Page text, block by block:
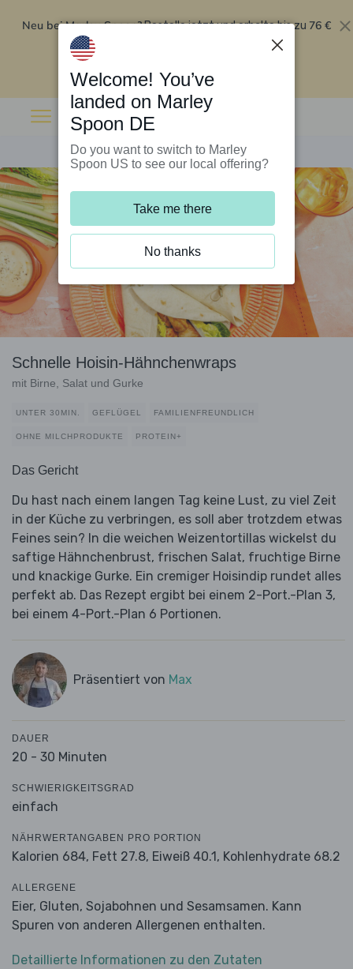
Neu bei Marley Spoon?Bestelle jetzt und erhalte bis zu 76 €
Rabatt auf deine ersten fünf Boxen
Schnelle Hoisin-Hähnchenwraps
mit Birne, Salat und Gurke
UNTER 30MIN. GEFLÜGEL FAMILIENFREUNDLICH
OHNE MILCHPRODUKTE PROTEIN+
Das Gericht
Du hast nach einem langen Tag keine Lust, zu viel Zeit
in der Küche zu verbringen, es soll aber trotzdem etwas
Feines sein? In die weichen Weizentortillas wickelst du
saftige Hähnchenbrust, frischen Salat, fruchtige Birne
und knackige Gurke. Ein cremiger Hoisindip rundet alles
perfekt ab. Das Rezept ergibt bei einem 2-Port.-Plan 3,
bei einem 4-Port.-Plan 6 Portionen.
Präsentiert von Max
DAUER
20 - 30 Minuten
SCHWIERIGKEITSGRAD
einfach
NÄHRWERTANGABEN PRO PORTION
Kalorien 684, Fett 27.8, Eiweiß 40.1, Kohlenhydrate 68.2
ALLERGENE
Eier, Gluten, Sojabohnen und Sesamsamen. Kann
Spuren von anderen Allergenen enthalten.
Detaillierte Informationen zu den Zutaten
Welcome! You’ve
landed on Marley
Spoon DE
Do you want to switch to Marley
Spoon US to see our local offering?
Take me there
No thanks